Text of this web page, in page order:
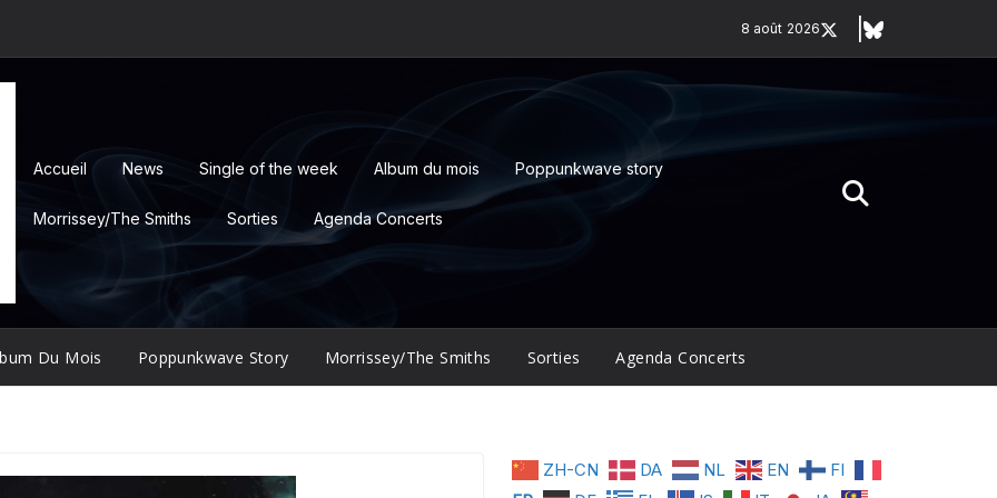
8 août 2026
Accueil News Single of the week Album du mois Poppunkwave story
Morrissey/The Smiths Sorties Agenda Concerts
Du Mois Poppunkwave Story Morrissey/The Smiths Sorties Agenda Concerts
ZH-CN DA NL EN
FI